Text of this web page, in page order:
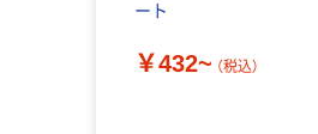
ート
￥432~ （税込）